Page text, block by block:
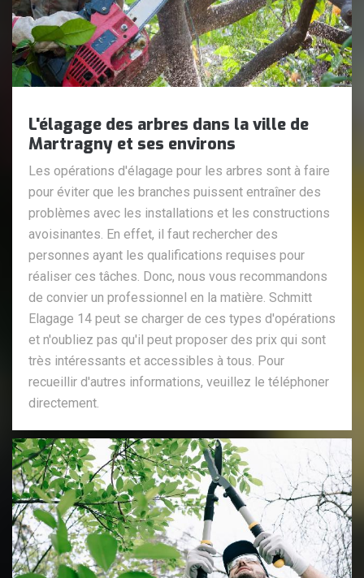
L'élagage des arbres dans la ville de
Martragny et ses environs
Les opérations d'élagage pour les arbres sont à faire
pour éviter que les branches puissent entraîner des
problèmes avec les installations et les constructions
avoisinantes. En effet, il faut rechercher des
personnes ayant les qualifications requises pour
réaliser ces tâches. Donc, nous vous recommandons
de convier un professionnel en la matière. Schmitt
Elagage 14 peut se charger de ces types d'opérations
et n'oubliez pas qu'il peut proposer des prix qui sont
très intéressants et accessibles à tous. Pour
recueillir d'autres informations, veuillez le téléphoner
directement.